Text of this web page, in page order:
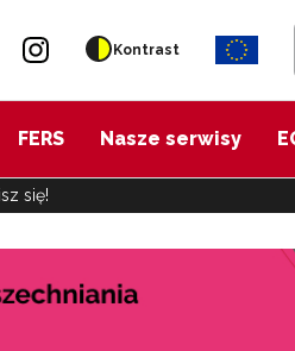
Kontrast
FERS Nasze serwisy
się!